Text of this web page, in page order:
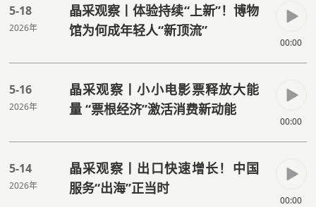
5-18
2026年
晶采观察丨体验持续“上新”！博物
馆为何成年轻人“新顶流”
00:00
5-16
2026年
晶采观察丨小小电影票释放大能
量 “票根经济”激活消费新动能
00:00
5-14
2026年
晶采观察丨出口快速增长！中国
服务“出海”正当时
00:00